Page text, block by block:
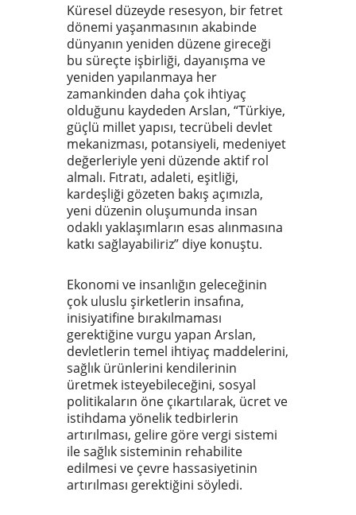
Küresel düzeyde resesyon, bir fetret
dönemi yaşanmasının akabinde
dünyanın yeniden düzene gireceği
bu süreçte işbirliği, dayanışma ve
yeniden yapılanmaya her
zamankinden daha çok ihtiyaç
olduğunu kaydeden Arslan, “Türkiye,
güçlü millet yapısı, tecrübeli devlet
mekanizması, potansiyeli, medeniyet
değerleriyle yeni düzende aktif rol
almalı. Fıtratı, adaleti, eşitliği,
kardeşliği gözeten bakış açımızla,
yeni düzenin oluşumunda insan
odaklı yaklaşımların esas alınmasına
katkı sağlayabiliriz” diye konuştu.
Ekonomi ve insanlığın geleceğinin
çok uluslu şirketlerin insafına,
inisiyatifine bırakılmaması
gerektiğine vurgu yapan Arslan,
devletlerin temel ihtiyaç maddelerini,
sağlık ürünlerini kendilerinin
üretmek isteyebileceğini, sosyal
politikaların öne çıkartılarak, ücret ve
istihdama yönelik tedbirlerin
artırılması, gelire göre vergi sistemi
ile sağlık sisteminin rehabilite
edilmesi ve çevre hassasiyetinin
artırılması gerektiğini söyledi.